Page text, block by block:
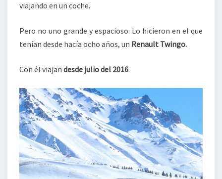
viajando en un coche.
Pero no uno grande y espacioso. Lo hicieron en el que
tenían desde hacía ocho años, un Renault Twingo.
Con él viajan desde julio del 2016.